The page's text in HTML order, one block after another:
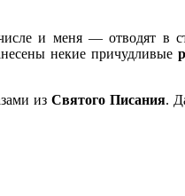
и меня — отводят в
некие причудливые
из Святого Писания.